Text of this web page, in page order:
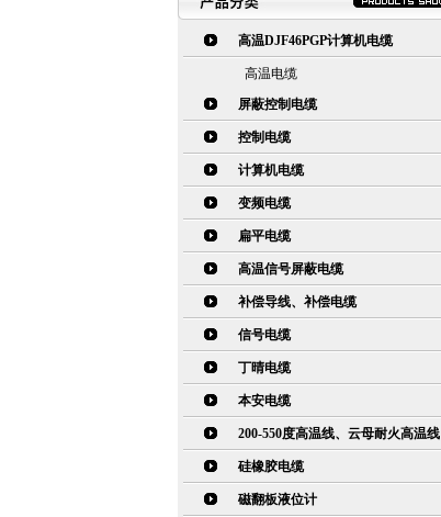
高温DJF46PGP计算机电缆
高温电缆
屏蔽控制电缆
控制电缆
计算机电缆
变频电缆
扁平电缆
高温信号屏蔽电缆
补偿导线、补偿电缆
信号电缆
丁晴电缆
本安电缆
200-550度高温线、云母耐火高温线
硅橡胶电缆
磁翻板液位计